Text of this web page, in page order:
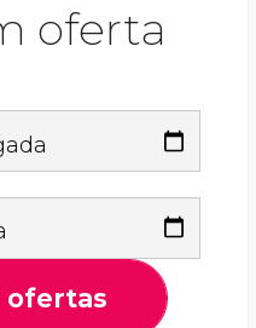
oferta
ofertas